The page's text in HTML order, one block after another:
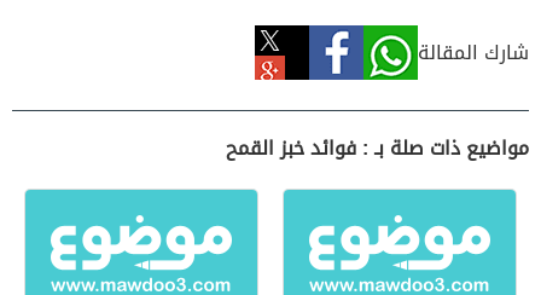
شارك المقالة
مواضيع ذات صلة بـ : فوائد خبز القمح